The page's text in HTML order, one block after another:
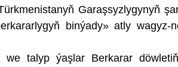
Garaşsyzlygynyň
binýady» atly wagyz-
we talyp ýaşlar Berkarar